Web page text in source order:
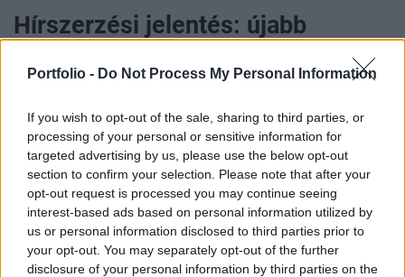
Portfolio - Do Not Process My Personal Information
If you wish to opt-out of the sale, sharing to third parties, or
processing of your personal or sensitive information for
targeted advertising by us, please use the below opt-out
section to confirm your selection. Please note that after your
opt-out request is processed you may continue seeing
interest-based ads based on personal information utilized by
us or personal information disclosed to third parties prior to
your opt-out. You may separately opt-out of the further
disclosure of your personal information by third parties on the
Hírszerzési jelentés: újabb
haditengerészetet
Portfolio
2024. május 23. 14:08
Az Egyesült Királyság védelmi minisztériuma
csütörtökön ismét elkészítette az orosz-ukrán
háborúval foglalkozó szokásos napi jelentését,
melyben ezúttal az orosz haditengerészet Tsziklon